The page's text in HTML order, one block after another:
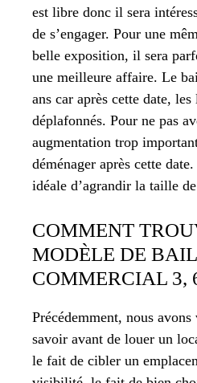
est libre donc il sera
de s’engager. Pour une
belle exposition, il sera
une meilleure affaire. Le
ans car après cette date,
déplafonnés. Pour ne pas
augmentation trop
déménager après cette
idéale d’agrandir la taille
COMMENT
MODÈLE DE BAIL
COMMERCIAL 3,
Précédemment, nous
savoir avant de louer un
le fait de cibler un